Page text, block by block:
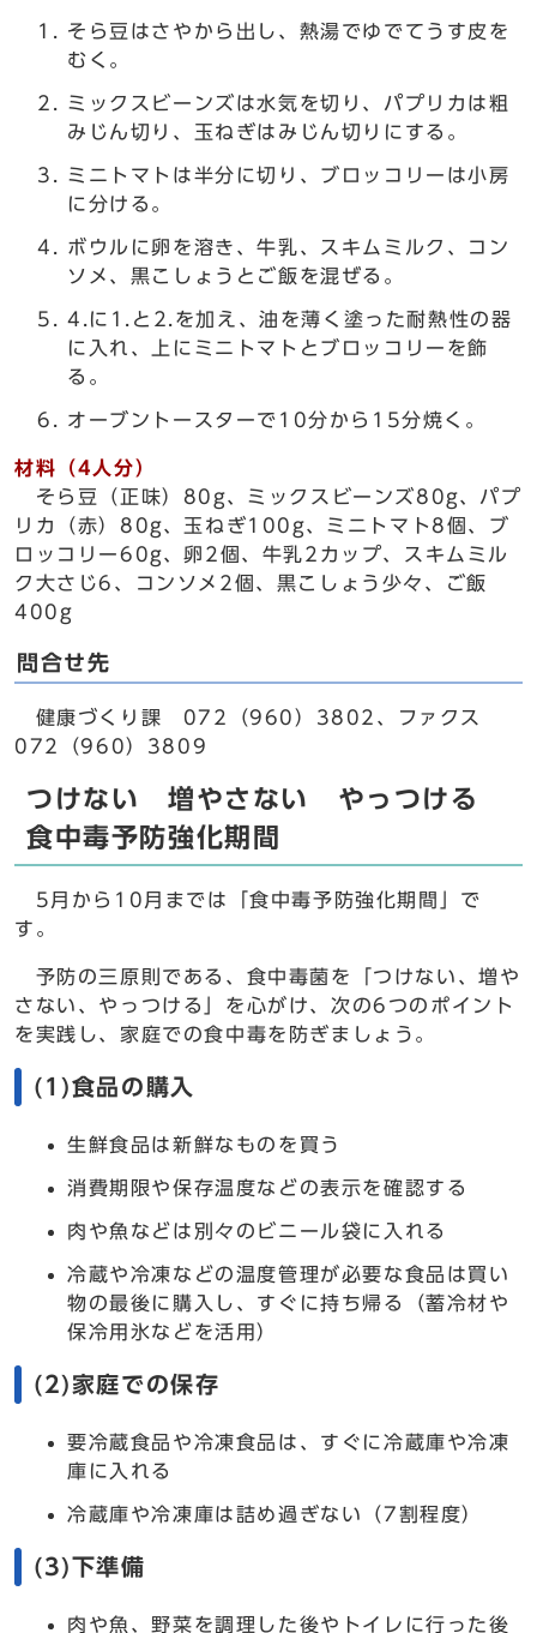
そら豆はさやから出し、熱湯でゆでてうす皮を
むく。
ミックスビーンズは水気を切り、パプリカは粗
みじん切り、玉ねぎはみじん切りにする。
ミニトマトは半分に切り、ブロッコリーは小房
に分ける。
ボウルに卵を溶き、牛乳、スキムミルク、コン
ソメ、黒こしょうとご飯を混ぜる。
4.に1.と2.を加え、油を薄く塗った耐熱性の器
に入れ、上にミニトマトとブロッコリーを飾
る。
オーブントースターで10分から15分焼く。
材料（4人分）
そら豆（正味）80g、ミックスビーンズ80g、パプ
リカ（赤）80g、玉ねぎ100g、ミニトマト8個、ブ
ロッコリー60g、卵2個、牛乳2カップ、スキムミル
ク大さじ6、コンソメ2個、黒こしょう少々、ご飯
400g
問合せ先
健康づくり課 072（960）3802、ファクス
072（960）3809
つけない 増やさない やっつける
食中毒予防強化期間
5月から10月までは「食中毒予防強化期間」で
す。
予防の三原則である、食中毒菌を「つけない、増や
さない、やっつける」を心がけ、次の6つのポイント
を実践し、家庭での食中毒を防ぎましょう。
(1)食品の購入
生鮮食品は新鮮なものを買う
消費期限や保存温度などの表示を確認する
肉や魚などは別々のビニール袋に入れる
冷蔵や冷凍などの温度管理が必要な食品は買い
物の最後に購入し、すぐに持ち帰る（蓄冷材や
保冷用氷などを活用）
(2)家庭での保存
要冷蔵食品や冷凍食品は、すぐに冷蔵庫や冷凍
庫に入れる
冷蔵庫や冷凍庫は詰め過ぎない（7割程度）
(3)下準備
肉や魚、野菜を調理した後やトイレに行った後